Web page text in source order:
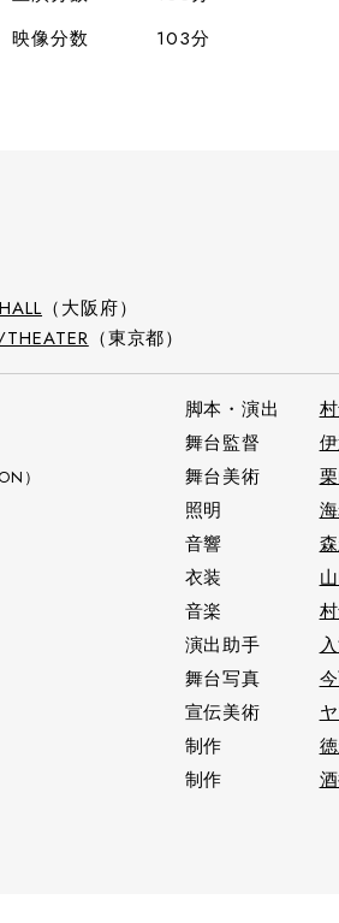
映像分数
103分
（大阪府）
（東京都）
）
脚本・演出
舞台監督
舞台美術
照明
音響
衣装
音楽
演出助手
舞台写真
宣伝美術
制作
制作